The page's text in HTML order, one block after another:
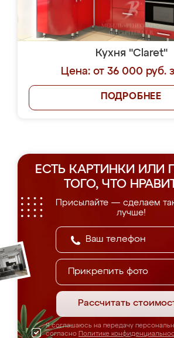
Кухня "Claret"
Цена: от 36 000 руб.
ПОДРОБНЕЕ
ЕСТЬ КАРТИНКИ ИЛИ
ТОГО, ЧТО
Присылайте — сделаем
лучше!
Прикрепить фото
Рассчитать
Я соглашаюсь на передачу
согласно Политике